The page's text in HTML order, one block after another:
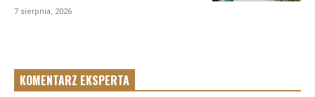
7 sierpnia, 2026
KOMENTARZ EKSPERTA